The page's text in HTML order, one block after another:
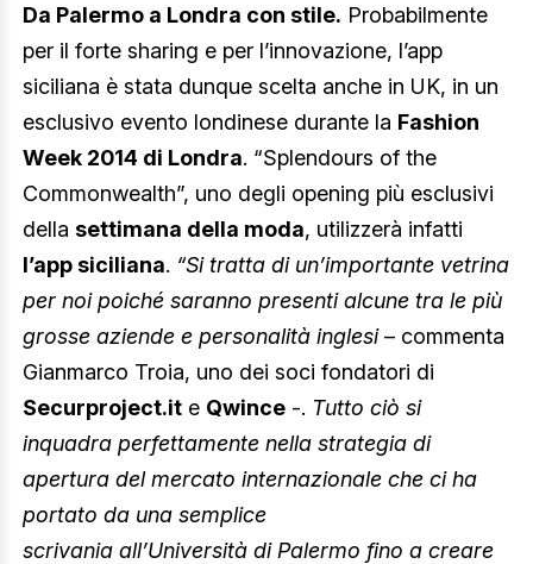
Da Palermo a Londra con stile. Probabilmente
per il forte sharing e per l’innovazione, l’app
siciliana è stata dunque scelta anche in UK, in un
esclusivo evento londinese durante la Fashion
Week 2014 di Londra. “Splendours of the
Commonwealth”, uno degli opening più esclusivi
della settimana della moda, utilizzerà infatti
l’app siciliana. “Si tratta di un’importante vetrina
per noi poiché saranno presenti alcune tra le più
grosse aziende e personalità inglesi– commenta
Gianmarco Troia, uno dei soci fondatori di
Securproject.it e Qwince -. Tutto ciò si
inquadra perfettamente nella strategia di
apertura del mercato internazionale che ci ha
portato da una semplice
scrivania all’Università di Palermo fino a creare